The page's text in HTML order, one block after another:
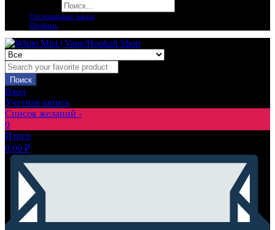
Отслеживание заказа
Профиль
Поиск
Вход
Учетная запись
Список желаний -
0
Итого
0,00 ₽